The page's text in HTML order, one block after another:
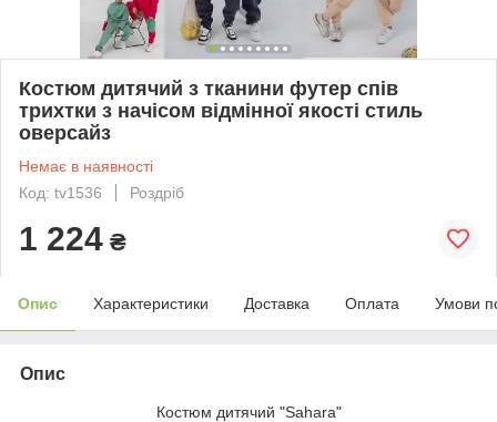
Костюм дитячий з тканини футер спів
трихтки з начісом відмінної якості стиль
оверсайз
Немає в наявності
Код: tv1536
Роздріб
1 224 ₴
Опис Характеристики Доставка Оплата Умови
Опис
Костюм дитячий "Sahara"